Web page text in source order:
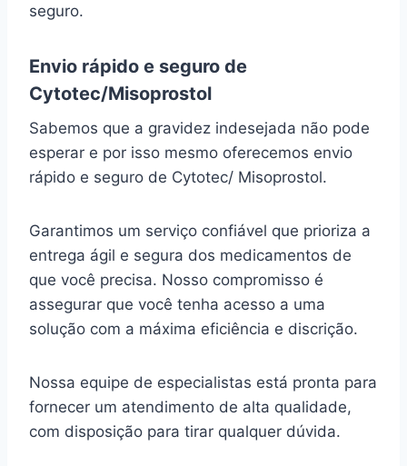
seguro.
Envio rápido e seguro de
Cytotec/Misoprostol
Sabemos que a gravidez indesejada não pode
esperar e por isso mesmo oferecemos envio
rápido e seguro de Cytotec/ Misoprostol.
Garantimos um serviço confiável que prioriza a
entrega ágil e segura dos medicamentos de
que você precisa. Nosso compromisso é
assegurar que você tenha acesso a uma
solução com a máxima eficiência e discrição.
Nossa equipe de especialistas está pronta para
fornecer um atendimento de alta qualidade,
com disposição para tirar qualquer dúvida.